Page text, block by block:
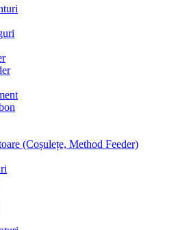
(Coșulețe, Method Feeder)